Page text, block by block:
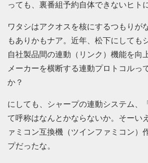
っても、裏番組予約自体できないヒト
ワタシはアクオスを核にするつもりが
もありかもナア。近年、松下にしても
自社製品間の連動（リンク）機能を向
メーカーを横断する連動プロトコルっ
か？
にしても、シャープの連動システム、
て呼称はなんとかならないか。そーい
ァミコン互換機（ツインファミコン）
プだったな。